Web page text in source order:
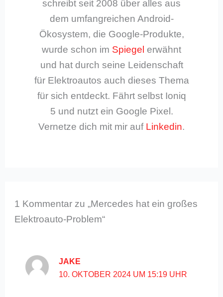
schreibt seit 2008 über alles aus
dem umfangreichen Android-
Ökosystem, die Google-Produkte,
wurde schon im Spiegel erwähnt
und hat durch seine Leidenschaft
für Elektroautos auch dieses Thema
für sich entdeckt. Fährt selbst Ioniq
5 und nutzt ein Google Pixel.
Vernetze dich mit mir auf Linkedin.
1 Kommentar zu „Mercedes hat ein großes
Elektroauto-Problem“
JAKE
10. OKTOBER 2024 UM 15:19 UHR